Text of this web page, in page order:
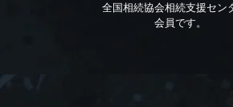
全国相続協会相続支援セン
会員です。